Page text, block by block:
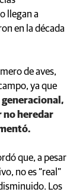
llegan a
en la década
de aves,
ya que
no heredar
que, a pesar
no es “real”
Los